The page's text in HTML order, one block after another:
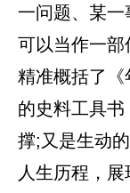
一问题、某一
可以当作一部
精准概括了
的史料工具
撑;又是生动
人生历程，